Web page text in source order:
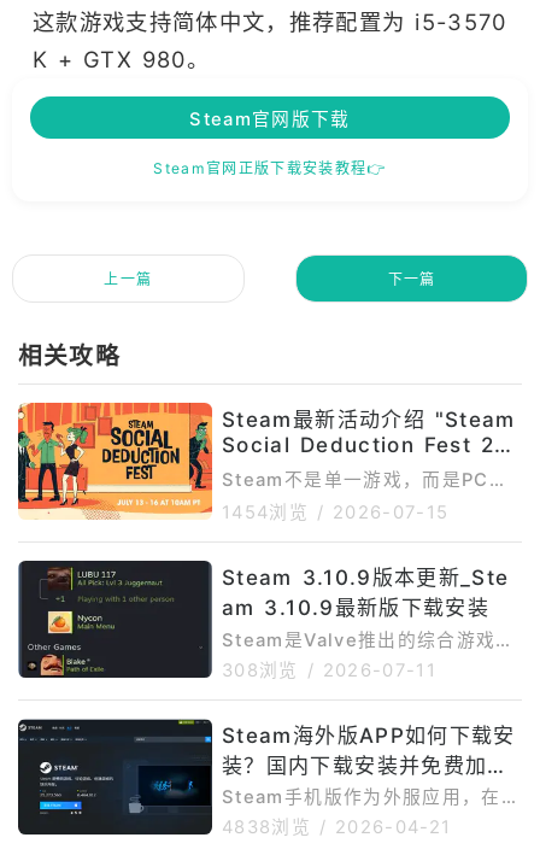
这款游戏支持简体中文，推荐配置为 i5-3570
K + GTX 980。
Steam官网版下载
Steam官网正版下载安装教程👉
上一篇 下一篇
相关攻略
Steam最新活动介绍 "Steam
Social Deduction Fest 202
6"
Steam不是单一游戏，而是PC游
戏平台，所以这里的“最新活动”主
玩活动和即将开启的游戏节。截至
2026年7月15日，Steam夏季特
卖已经在2026年7月9日结束，因
此本文不再介绍已结束的夏促内
容；当前重点是正在进行的Steam
SocialDeductionFest2026，以
及即将开启的TrainFest、Cyber
punkFes
1454浏览 / 2026-07-15
Steam 3.10.9版本更新_Ste
am 3.10.9最新版下载安装
Steam是Valve推出的综合游戏平
台，移动端应用通常被称为Steam
商店、购买PC游戏、查看愿望
单、接收社区和游戏新闻，同时还
能使用Steam令牌、二维码登录、
登录确认、交易确认等安全功能。
Steam官方移动应用页面显示，无
308浏览 / 2026-07-11
Steam海外版APP如何下载安
装？国内下载安装并免费加速
Steam手机版方法介绍
Steam手机版作为外服应用，在国
内下载安装时也有一定难度。首先
4838浏览 / 2026-04-21